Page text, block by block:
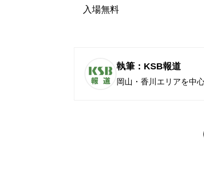
入場無料
執筆：KSB報道
岡山・香川エリアを中